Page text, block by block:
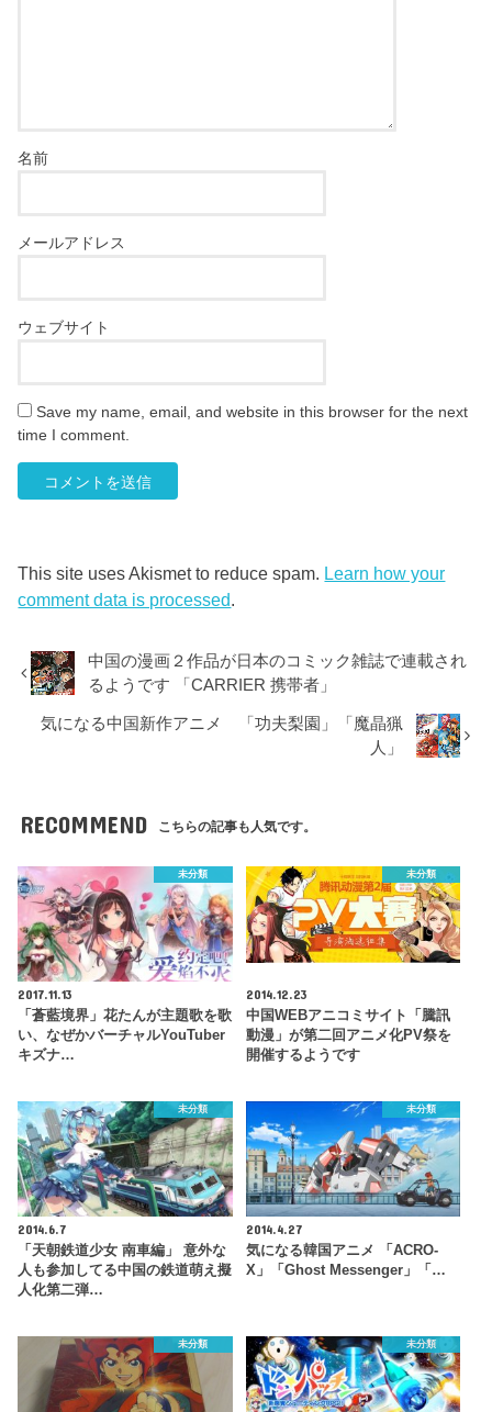
名前
メールアドレス
ウェブサイト
Save my name, email, and website in this browser for the next
time I comment.
This site uses Akismet to reduce spam. Learn how your
comment data is processed.
中国の漫画２作品が日本のコミック雑誌で連載され
るようです 「CARRIER 携帯者」
気になる中国新作アニメ 「功夫梨園」「魔晶猟
人」
RECOMMEND こちらの記事も人気です。
未分類
2017.11.13
「蒼藍境界」花たんが主題歌を歌
い、なぜかバーチャルYouTuber
キズナ…
未分類
2014.12.23
中国WEBアニコミサイト「騰訊
動漫」が第二回アニメ化PV祭を
開催するようです
未分類
2014.6.7
「天朝鉄道少女 南車編」 意外な
人も参加してる中国の鉄道萌え擬
人化第二弾…
未分類
2014.4.27
気になる韓国アニメ 「ACRO-
X」「Ghost Messenger」「…
未分類 未分類